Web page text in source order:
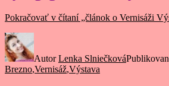
Pokračovať v čítaní„článok o Vernisáži
AutorLenka Slniečková
Brezno,Vernisáž,Výstava